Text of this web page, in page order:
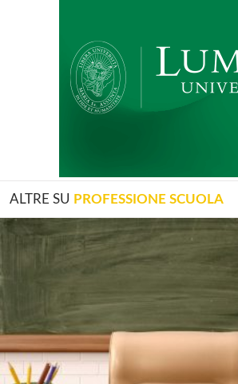
ALTRE SU PROFESSIONE SCUOLA